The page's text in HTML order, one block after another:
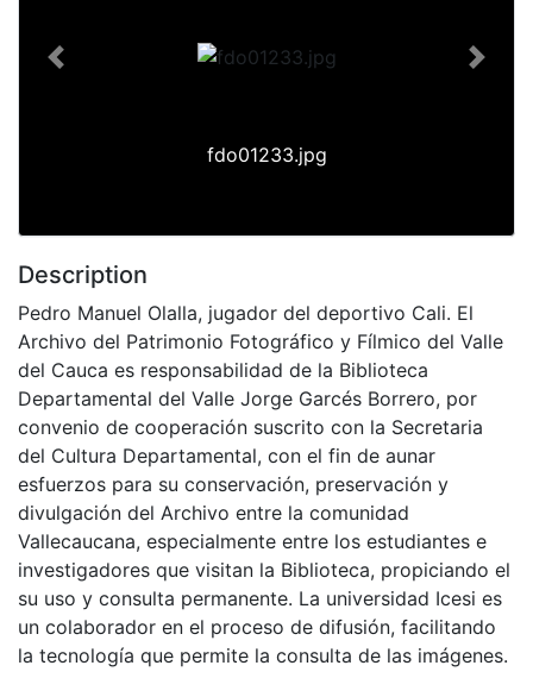
fdo01233.jpg
Previous Next
Description
Pedro Manuel Olalla, jugador del deportivo Cali. El
Archivo del Patrimonio Fotográfico y Fílmico del Valle
del Cauca es responsabilidad de la Biblioteca
Departamental del Valle Jorge Garcés Borrero, por
convenio de cooperación suscrito con la Secretaria
del Cultura Departamental, con el fin de aunar
esfuerzos para su conservación, preservación y
divulgación del Archivo entre la comunidad
Vallecaucana, especialmente entre los estudiantes e
investigadores que visitan la Biblioteca, propiciando el
su uso y consulta permanente. La universidad Icesi es
un colaborador en el proceso de difusión, facilitando
la tecnología que permite la consulta de las imágenes.